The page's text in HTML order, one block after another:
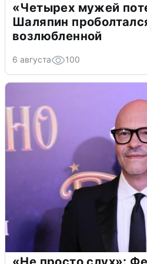
«Четырех мужей
Шаляпин
возлюбленной
6 августа 100